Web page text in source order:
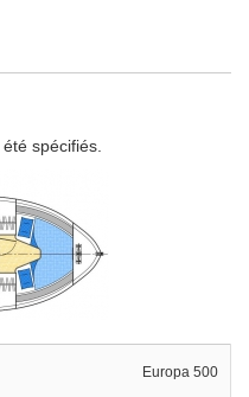
spécifiés.
Europa 500